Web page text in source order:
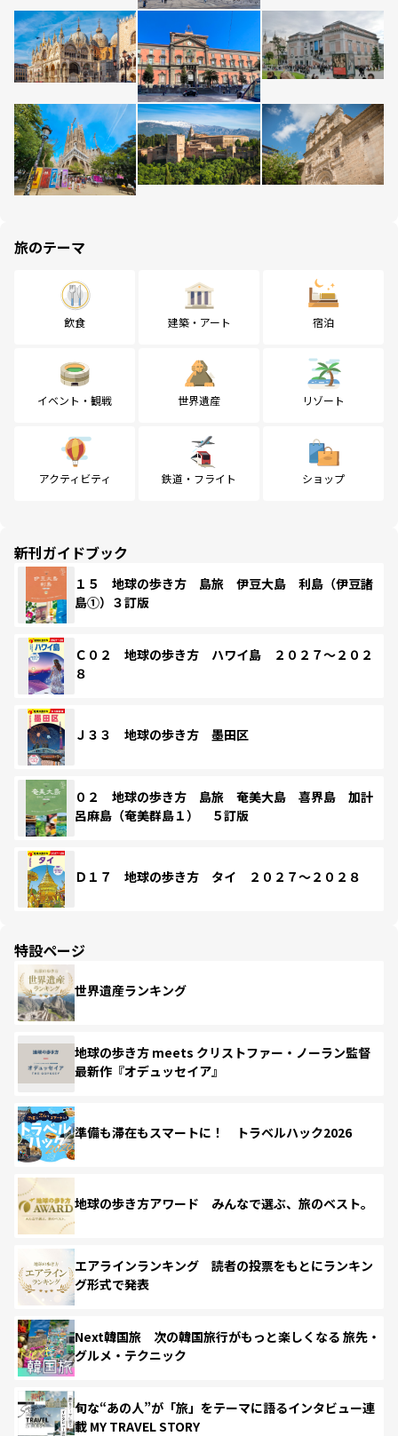
旅のテーマ
飲食 建築・アート 宿泊
イベント・観戦 世界遺産 リゾート
アクティビティ 鉄道・フライト ショップ
新刊ガイドブック
１５ 地球の歩き方 島旅 伊豆大島 利島（伊豆諸
島①）３訂版
Ｃ０２ 地球の歩き方 ハワイ島 ２０２７～２０２
８
Ｊ３３ 地球の歩き方 墨田区
０２ 地球の歩き方 島旅 奄美大島 喜界島 加計
呂麻島（奄美群島１） ５訂版
Ｄ１７ 地球の歩き方 タイ ２０２７～２０２８
特設ページ
世界遺産ランキング
地球の歩き方 meets クリストファー・ノーラン監督
最新作『オデュッセイア』
準備も滞在もスマートに！ トラベルハック2026
地球の歩き方アワード みんなで選ぶ、旅のベスト。
エアラインランキング 読者の投票をもとにランキン
グ形式で発表
Next韓国旅 次の韓国旅行がもっと楽しくなる 旅先・
グルメ・テクニック
旬な“あの人”が「旅」をテーマに語るインタビュー連
載 MY TRAVEL STORY